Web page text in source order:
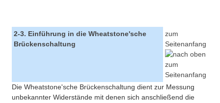
2-3. Einführung in die Wheatstone'sche
Brückenschaltung
zum
Seitenanfang
Die Wheatstone'sche Brückenschaltung dient zur Messung
unbekannter Widerstände mit denen sich anschließend die